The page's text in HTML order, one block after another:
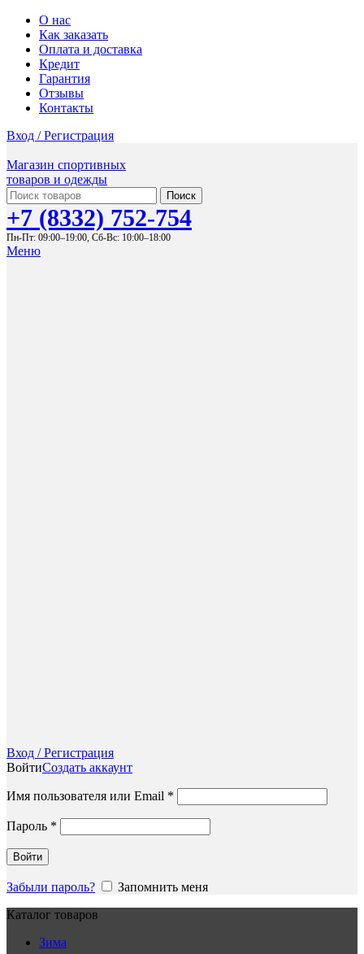
О нас
Как заказать
Оплата и доставка
Кредит
Гарантия
Отзывы
Контакты
Вход / Регистрация
Магазин спортивных
товаров и одежды
Поиск
+7 (8332) 752-754
Пн-Пт: 09:00–19:00, Сб-Вс: 10:00–18:00
Меню
Вход / Регистрация
ВойтиСоздать аккаунт
Имя пользователя или Email *
Пароль *
Войти
Забыли пароль?
Запомнить меня
Каталог товаров
Зима